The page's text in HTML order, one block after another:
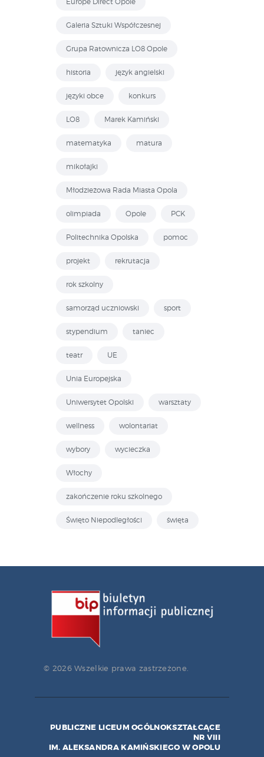
Galeria Sztuki Współczesnej
Grupa Ratownicza LO8 Opole
historia język angielski
języki obce konkurs
LO8 Marek Kamiński
matematyka matura
mikołajki
Młodzieżowa Rada Miasta Opola
olimpiada Opole PCK
Politechnika Opolska pomoc
projekt rekrutacja
rok szkolny
samorząd uczniowski sport
stypendium taniec
teatr UE
Unia Europejska
Uniwersytet Opolski warsztaty
wellness wolontariat
wybory wycieczka
Włochy
zakończenie roku szkolnego
Święto Niepodległości święta
© 2026 Wszelkie prawa zastrzeżone.
PUBLICZNE LICEUM OGÓLNOKSZTAŁCĄCE
NR VIII
IM. ALEKSANDRA KAMIŃSKIEGO W OPOLU